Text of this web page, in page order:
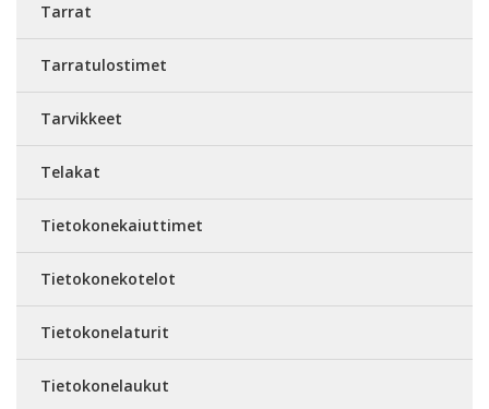
Tarrat
Tarratulostimet
Tarvikkeet
Telakat
Tietokonekaiuttimet
Tietokonekotelot
Tietokonelaturit
Tietokonelaukut